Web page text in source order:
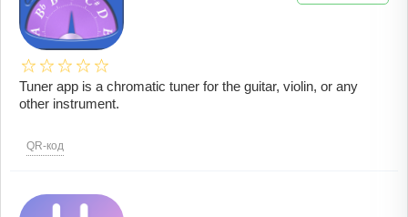
Tuner app is a chromatic tuner for the guitar, violin, or any
other instrument.
QR-код